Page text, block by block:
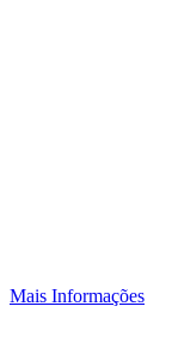
Mais Informações